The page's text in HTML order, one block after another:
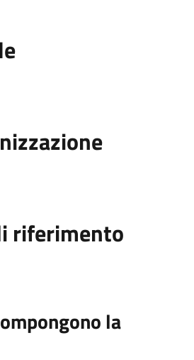
riferimento
la